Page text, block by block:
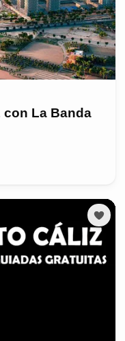
con La Banda